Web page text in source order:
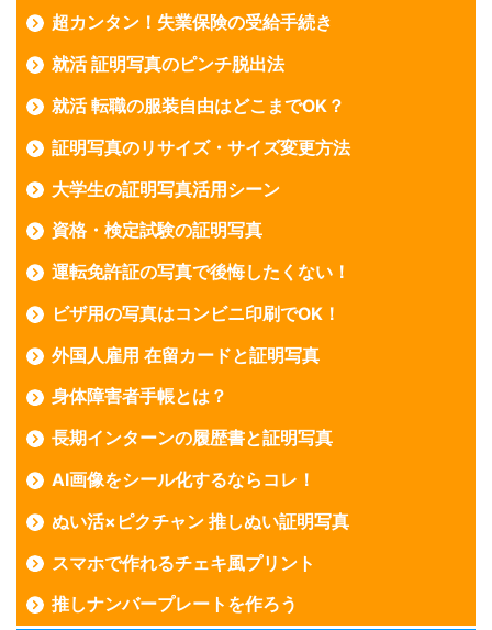
超カンタン！失業保険の受給手続き
就活 証明写真のピンチ脱出法
就活 転職の服装自由はどこまでOK？
証明写真のリサイズ・サイズ変更方法
大学生の証明写真活用シーン
資格・検定試験の証明写真
運転免許証の写真で後悔したくない！
ビザ用の写真はコンビニ印刷でOK！
外国人雇用 在留カードと証明写真
身体障害者手帳とは？
長期インターンの履歴書と証明写真
AI画像をシール化するならコレ！
ぬい活×ピクチャン 推しぬい証明写真
スマホで作れるチェキ風プリント
推しナンバープレートを作ろう